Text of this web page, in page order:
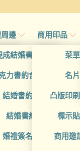
邊
成結婚書約夾
力書約含木座
結婚書約組
結婚書約
婚禮簽名簿
商用印品
菜單
名片
凸版印刷
標示
商用邀